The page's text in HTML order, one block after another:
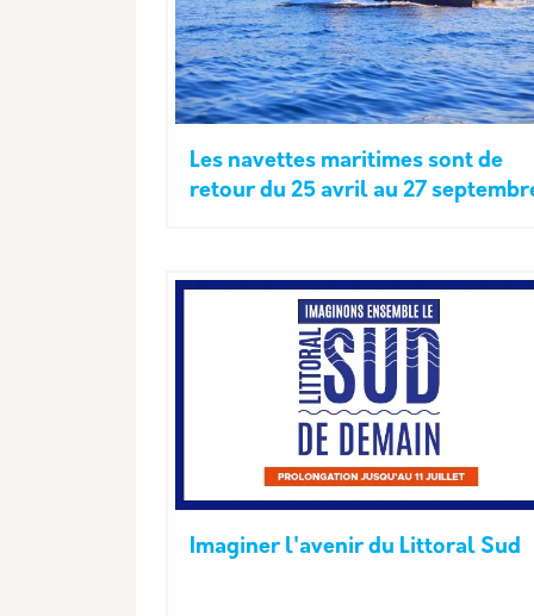
Les navettes maritimes sont de
retour du 25 avril au 27
Imaginer l'avenir du Littoral Sud